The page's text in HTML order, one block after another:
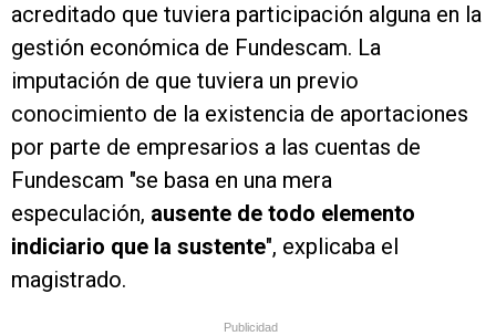
acreditado que tuviera participación alguna en la
gestión económica de Fundescam. La
imputación de que tuviera un previo
conocimiento de la existencia de aportaciones
por parte de empresarios a las cuentas de
Fundescam "se basa en una mera
especulación, ausente de todo elemento
indiciario que la sustente", explicaba el
magistrado.
Publicidad